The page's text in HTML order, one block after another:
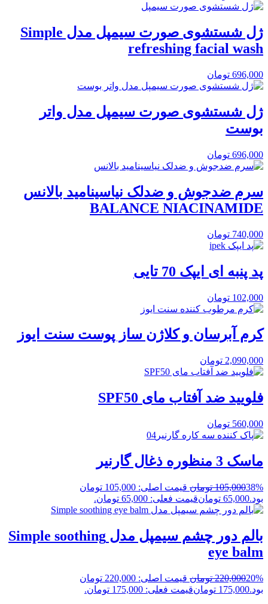
ژل شستشوی صورت سیمپل مدل Simple
refreshing facial wash
696,000 تومان
ژل شستشوی صورت سیمپل مدل واتر
بوست
696,000 تومان
سرم ضدجوش و ضدلک نیاسینامید بالانس
BALANCE NIACINAMIDE
740,000 تومان
پد پنبه ای ایپک 70 تایی
102,000 تومان
کرم آبرسان و کلاژن ساز پوست سنت ایوز
2,090,000 تومان
فلویید ضد آفتاب مای SPF50
560,000 تومان
ماسک 3 منظوره ذغال گارنیر
38%
105,000 تومان
قیمت اصلی: 105,000 تومان
بود.65,000 تومانقیمت فعلی: 65,000 تومان.
بالم دور چشم سیمپل مدل Simple soothing
eye balm
20%
220,000 تومان
قیمت اصلی: 220,000 تومان
بود.175,000 تومانقیمت فعلی: 175,000 تومان.